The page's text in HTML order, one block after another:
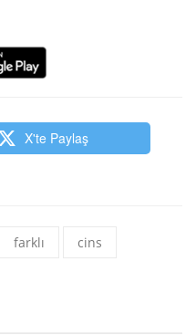
X'te Paylaş
farklı cins